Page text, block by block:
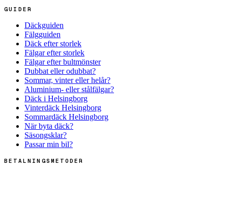
GUIDER
Däckguiden
Fälgguiden
Däck efter storlek
Fälgar efter storlek
Fälgar efter bultmönster
Dubbat eller odubbat?
Sommar, vinter eller helår?
Aluminium- eller stålfälgar?
Däck i Helsingborg
Vinterdäck Helsingborg
Sommardäck Helsingborg
När byta däck?
Säsongsklar?
Passar min bil?
BETALNINGSMETODER